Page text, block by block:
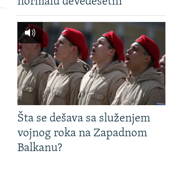
Šta se dešava sa služenjem
vojnog roka na Zapadnom
Balkanu?